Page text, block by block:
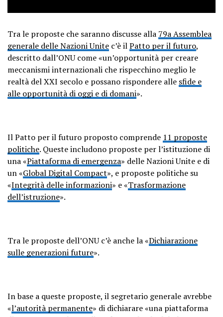
Tra le proposte che saranno discusse alla 79a Assemblea
generale delle Nazioni Unite c’è ilPatto per il futuro,
descritto dall’ONU come «un’opportunità per creare
meccanismi internazionali che rispecchino meglio le
realtà del XXI secolo e possano rispondere alle sfide e
alle opportunità di oggi e di domani».
Il Patto per il futuro proposto comprende 11 proposte
politiche. Queste includono proposte per l’istituzione di
una «Piattaforma di emergenza» delle Nazioni Unite e di
un «Global Digital Compact», e proposte politiche su
«Integrità delle informazioni» e «Trasformazione
dell’istruzione».
Tra le proposte dell’ONU c’è anche la «Dichiarazione
sulle generazioni future».
In base a queste proposte, il segretario generale avrebbe
«l’autorità permanente» di dichiarare «una piattaforma